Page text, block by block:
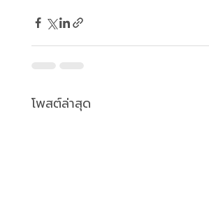
โพสต์ล่าสุด